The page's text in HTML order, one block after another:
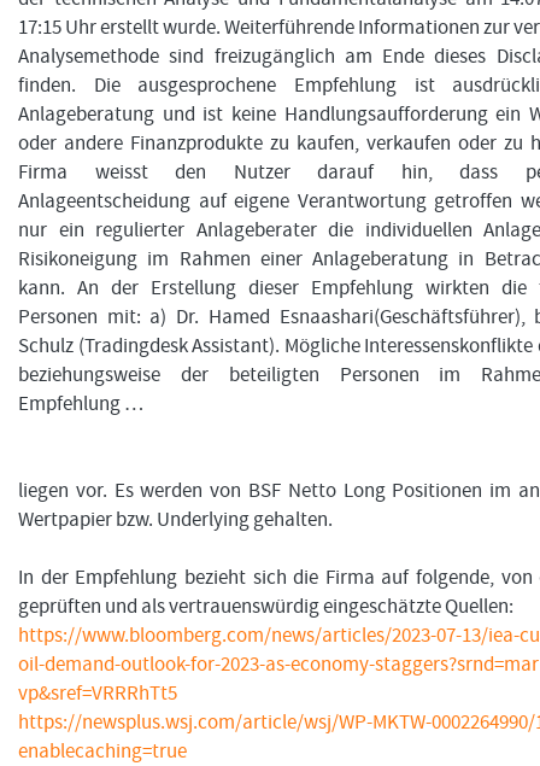
17:15 Uhr erstellt wurde. Weiterführende Informationen zur
Analysemethode sind freizugänglich am Ende dieses
finden. Die ausgesprochene Empfehlung ist
Anlageberatung und ist keine Handlungsaufforderung ein
oder andere Finanzprodukte zu kaufen, verkaufen oder zu
Firma weisst den Nutzer darauf hin, dass
Anlageentscheidung auf eigene Verantwortung getroffen
nur ein regulierter Anlageberater die individuellen
Risikoneigung im Rahmen einer Anlageberatung in
kann. An der Erstellung dieser Empfehlung wirkten die
Personen mit: a) Dr. Hamed Esnaashari(Geschäftsführer),
Schulz (Tradingdesk Assistant). Mögliche Interessenskonflikte
beziehungsweise der beteiligten Personen im
Empfehlung …
liegen vor. Es werden von BSF Netto Long Positionen im
Wertpapier bzw. Underlying gehalten.
In der Empfehlung bezieht sich die Firma auf folgende, von
geprüften und als vertrauenswürdig eingeschätzte Quellen:
https://www.bloomberg.com/news/articles/2023-07-13/iea-
oil-demand-outlook-for-2023-as-economy-
vp&sref=VRRRhTt5
https://newsplus.wsj.com/article/wsj/WP-MKTW-0002264990/
enablecaching=true